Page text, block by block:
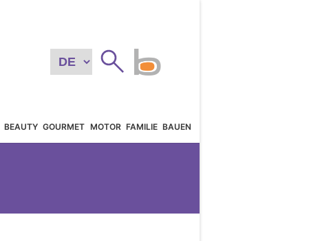
BEAUTY GOURMET MOTOR FAMILIE BAUEN